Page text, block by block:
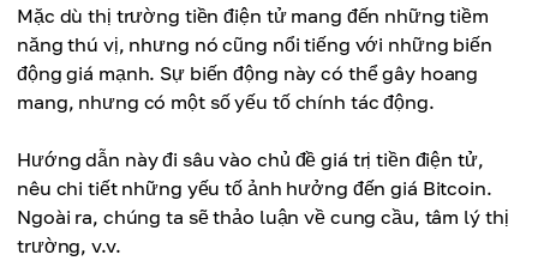
Mặc dù thị trường tiền điện tử mang đến những tiềm
năng thú vị, nhưng nó cũng nổi tiếng với những biến
động giá mạnh. Sự biến động này có thể gây hoang
mang, nhưng có một số yếu tố chính tác động.
Hướng dẫn này đi sâu vào chủ đề giá trị tiền điện tử,
nêu chi tiết những yếu tố ảnh hưởng đến giá Bitcoin.
Ngoài ra, chúng ta sẽ thảo luận về cung cầu, tâm lý thị
trường, v.v.